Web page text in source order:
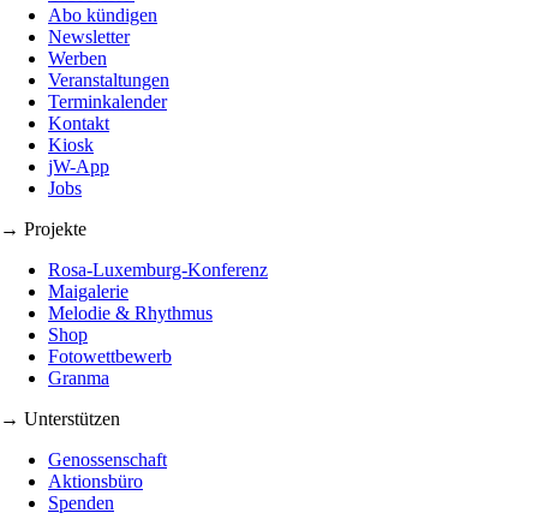
Abo kündigen
Newsletter
Werben
Veranstaltungen
Terminkalender
Kontakt
Kiosk
jW-App
Jobs
→ Projekte
Rosa-Luxemburg-Konferenz
Maigalerie
Melodie & Rhythmus
Shop
Fotowettbewerb
Granma
→ Unterstützen
Genossenschaft
Aktionsbüro
Spenden